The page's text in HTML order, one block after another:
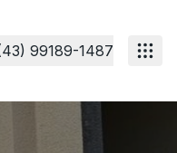
99189-1487